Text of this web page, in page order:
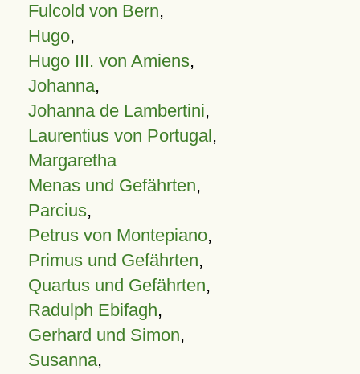
Fulcold von Bern,
Hugo,
Hugo III. von Amiens,
Johanna,
Johanna de Lambertini,
Laurentius von Portugal,
Margaretha
Menas und Gefährten,
Parcius,
Petrus von Montepiano,
Primus und Gefährten,
Quartus und Gefährten,
Radulph Ebifagh,
Gerhard und Simon,
Susanna,